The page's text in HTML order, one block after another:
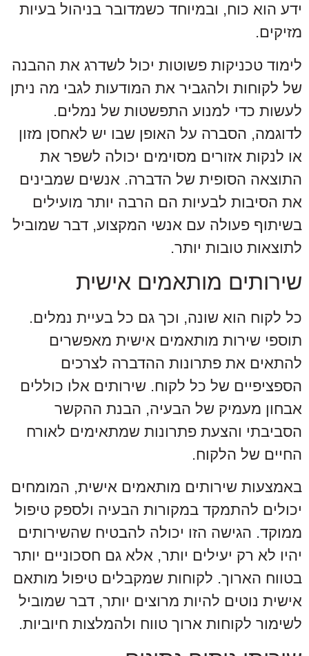
ידע הוא כוח, ובמיוחד כשמדובר בניהול בעיות
מזיקים.
לימוד טכניקות פשוטות יכול לשדרג את ההבנה
של לקוחות ולהגביר את המודעות לגבי מה ניתן
לעשות כדי למנוע התפשטות של נמלים.
לדוגמה, הסברה על האופן שבו יש לאחסן מזון
או לנקות אזורים מסוימים יכולה לשפר את
התוצאה הסופית של הדברה. אנשים שמבינים
את הסיבות לבעיות הם הרבה יותר מועילים
בשיתוף פעולה עם אנשי המקצוע, דבר שמוביל
לתוצאות טובות יותר.
שירותים מותאמים אישית
כל לקוח הוא שונה, וכך גם כל בעיית נמלים.
תוספי שירות מותאמים אישית מאפשרים
להתאים את פתרונות ההדברה לצרכים
הספציפיים של כל לקוח. שירותים אלו כוללים
אבחון מעמיק של הבעיה, הבנת ההקשר
הסביבתי והצעת פתרונות שמתאימים לאורח
החיים של הלקוח.
באמצעות שירותים מותאמים אישית, המומחים
יכולים להתמקד במקורות הבעיה ולספק טיפול
ממוקד. הגישה הזו יכולה להבטיח שהשירותים
יהיו לא רק יעילים יותר, אלא גם חסכוניים יותר
בטווח הארוך. לקוחות שמקבלים טיפול מותאם
אישית נוטים להיות מרוצים יותר, דבר שמוביל
לשימור לקוחות ארוך טווח ולהמלצות חיוביות.